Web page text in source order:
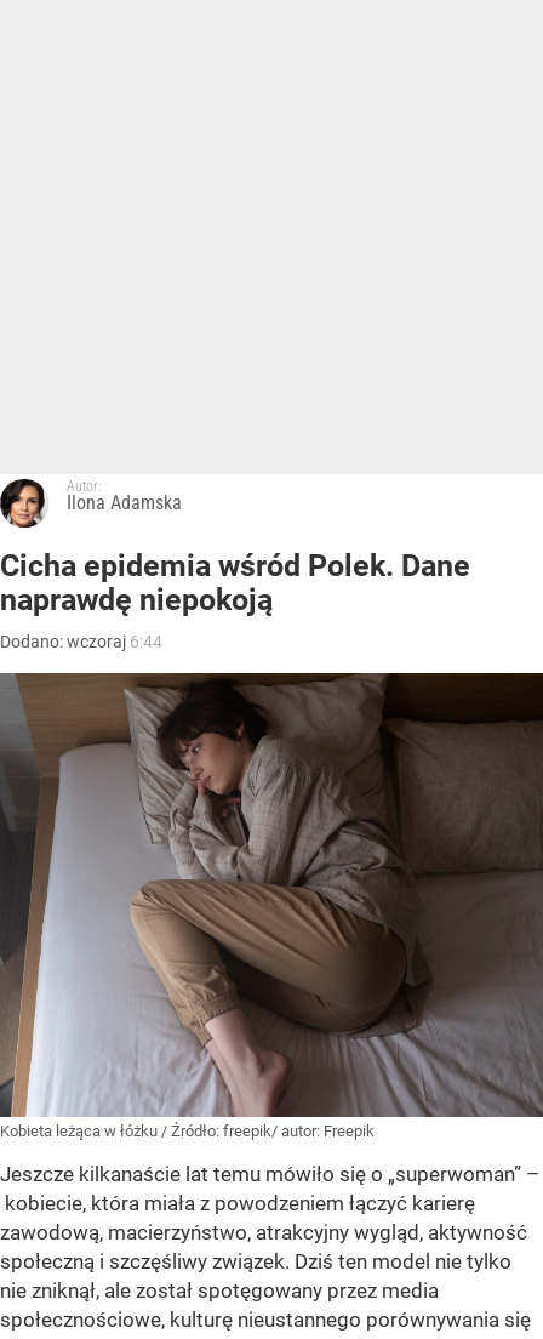
Autor:
Ilona Adamska
Cicha epidemia wśród Polek. Dane
naprawdę niepokoją
Dodano:wczoraj 6:44
Kobieta leżąca w łóżku / Źródło: freepik/ autor: Freepik
Jeszcze kilkanaście lat temu mówiło się o „superwoman” –
kobiecie, która miała z powodzeniem łączyć karierę
zawodową, macierzyństwo, atrakcyjny wygląd, aktywność
społeczną i szczęśliwy związek. Dziś ten model nie tylko
nie zniknął, ale został spotęgowany przez media
społecznościowe, kulturę nieustannego porównywania się